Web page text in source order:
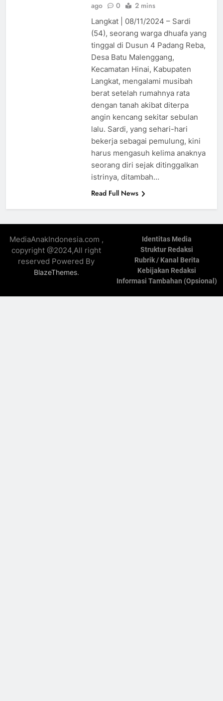
ago
0 2 mins
Langkat | 08/11/2024 – Sardi
(54), seorang warga dhuafa yang
tinggal di Dusun 4 Padang Reba,
Desa Batu Malenggang,
Kecamatan Hinai, Kabupaten
Langkat, mengalami musibah
berat setelah rumahnya rata
dengan tanah akibat diterpa
angin kencang sekitar sebulan
lalu. Sardi, yang sehari-hari
bekerja sebagai pemulung, kini
harus mengasuh kelima anaknya
seorang diri sejak ditinggalkan
istrinya, ditambah…
Read Full News
MediaAnakIndonesia.com ,
copyright @2024,All right
reserved Powered By
BlazeThemes.
Identitas Media
Struktur Redaksi
Rubrik / Kanal Berita
Kebijakan Redaksi
Informasi Tambahan (Opsional)